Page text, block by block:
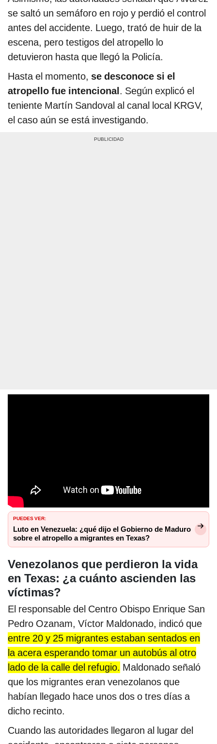
se saltó un semáforo en rojo y perdió el control
antes del accidente. Luego, trató de huir de la
escena, pero testigos del atropello lo
detuvieron hasta que llegó la Policía.
Hasta el momento, se desconoce si el
atropello fue intencional. Según explicó el
teniente Martín Sandoval al canal local KRGV,
el caso aún se está investigando.
PUEDES VER:
Luto en Venezuela: ¿qué dijo el Gobierno de Maduro
sobre el atropello a migrantes en Texas?
Venezolanos que perdieron la vida
en Texas: ¿a cuánto ascienden las
víctimas?
El responsable del Centro Obispo Enrique San
Pedro Ozanam, Víctor Maldonado, indicó que
entre 20 y 25 migrantes estaban sentados en
la acera esperando tomar un autobús al otro
lado de la calle del refugio. Maldonado señaló
que los migrantes eran venezolanos que
habían llegado hace unos dos o tres días a
dicho recinto.
Cuando las autoridades llegaron al lugar del